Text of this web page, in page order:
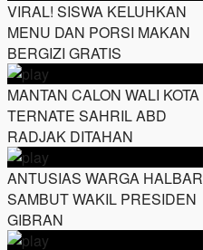
VIRAL! SISWA KELUHKAN
MENU DAN PORSI MAKAN
BERGIZI GRATIS
MANTAN CALON WALI KOTA
TERNATE SAHRIL ABD
RADJAK DITAHAN
ANTUSIAS WARGA HALBAR
SAMBUT WAKIL PRESIDEN
GIBRAN